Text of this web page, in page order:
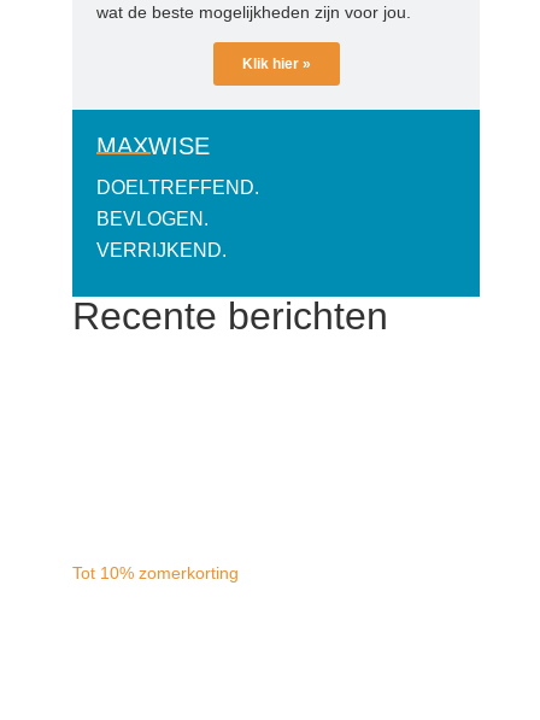
wat de beste mogelijkheden zijn voor jou.
Klik hier »
MAXWISE
DOELTREFFEND.
BEVLOGEN.
VERRIJKEND.
Recente berichten
Tot 10% zomerkorting